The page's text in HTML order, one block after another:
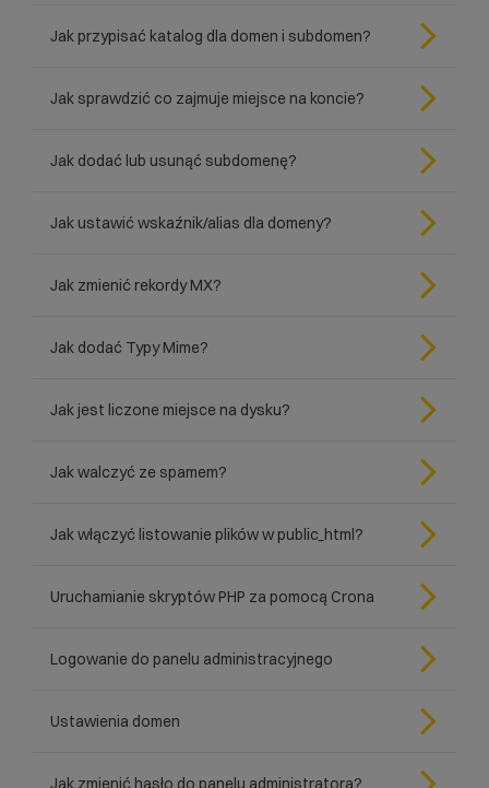
Jak przypisać katalog dla domen i subdomen?
Jak sprawdzić co zajmuje miejsce na koncie?
Jak dodać lub usunąć subdomenę?
Jak ustawić wskaźnik/alias dla domeny?
Jak zmienić rekordy MX?
Jak dodać Typy Mime?
Jak jest liczone miejsce na dysku?
Jak walczyć ze spamem?
Jak włączyć listowanie plików w public_html?
Uruchamianie skryptów PHP za pomocą Crona
Logowanie do panelu administracyjnego
Ustawienia domen
Jak zmienić hasło do panelu administratora?